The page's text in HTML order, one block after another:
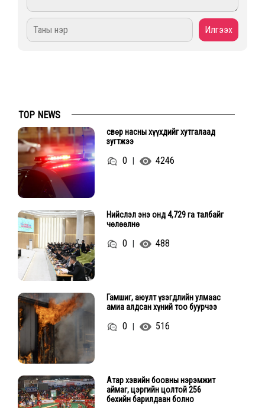
TOP NEWS
Өсвөр насны хүүхдийг хутгалаад
зугтжээ
0 4246
Нийслэл энэ онд 4,729 га талбайг
чөлөөлнө
0 488
Гамшиг, аюулт үзэгдлийн улмаас
амиа алдсан хүний тоо буурчээ
0 516
Атар хэвийн боовны нэрэмжит
аймаг, цэргийн цолтой 256
бөхийн барилдаан болно